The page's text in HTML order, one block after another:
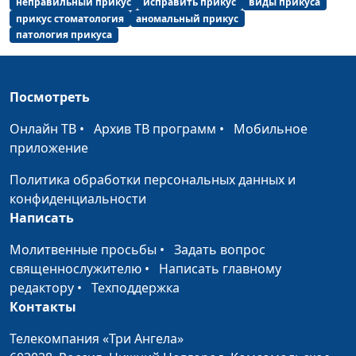
Отдых с ребенком
Анастасия Сергеева,
Наталья Анатольевна
#56
температура у
ребенка
Драч, врач-педиатр
Аллергия у детей:
виды, последствия,
помощь
Драч, врач-педиатр
Детские
инфекционные
Наталья Анатольевна
Драч, врач-педиатр
Как укрепить
иммунитет ребенка
Анастасия Сергеева,
прикус стоматология
аномальный прикус
патология прикуса
Посмотреть
Онлайн ТВ • Архив ТВ программ • Мобильное
приложение
Политика обработки персональных данных и
конфиденциальности
Написать
Молитвенные просьбы • Задать вопрос
священнослужителю • Написать главному
редактору • Техподдержка
Контакты
Телекомпания «Три Ангела»